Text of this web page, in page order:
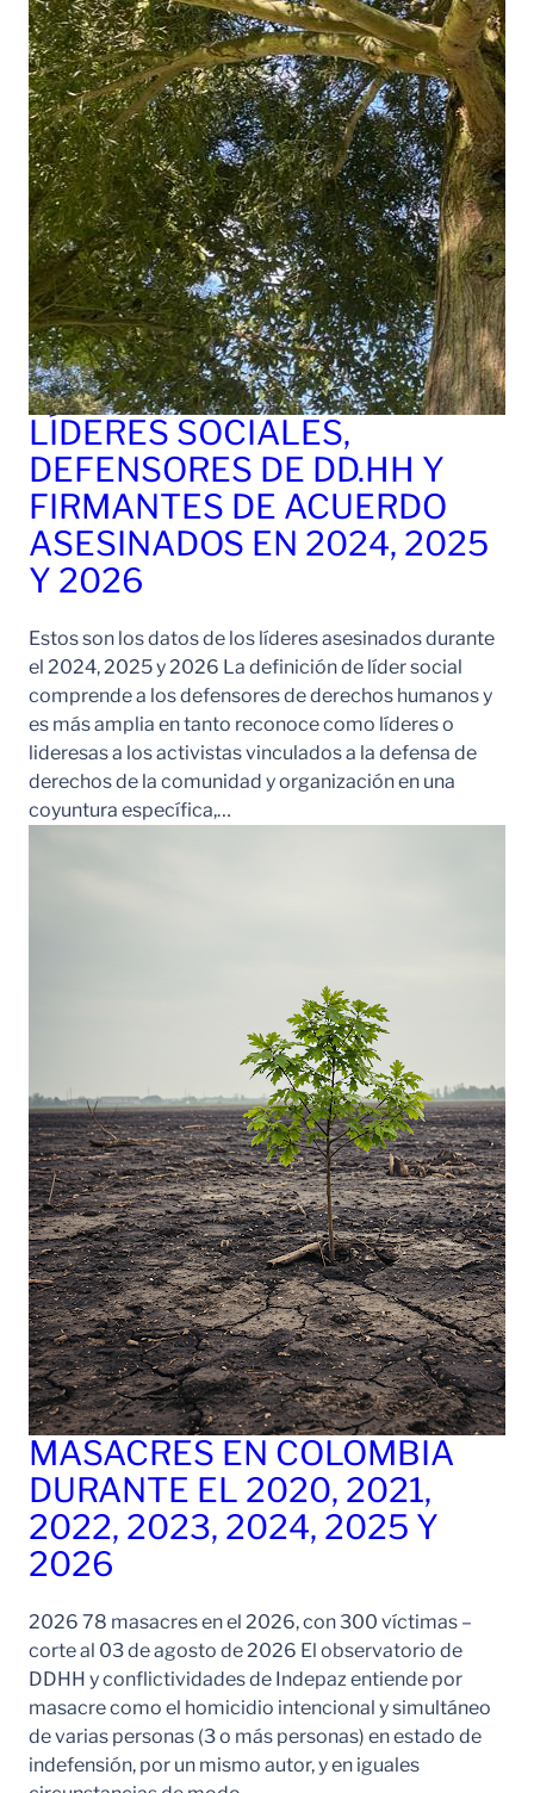
LÍDERES SOCIALES,
DEFENSORES DE DD.HH Y
FIRMANTES DE ACUERDO
ASESINADOS EN 2024, 2025
Y 2026
Estos son los datos de los líderes asesinados durante
el 2024, 2025 y 2026 La definición de líder social
comprende a los defensores de derechos humanos y
es más amplia en tanto reconoce como líderes o
lideresas a los activistas vinculados a la defensa de
derechos de la comunidad y organización en una
coyuntura específica,…
MASACRES EN COLOMBIA
DURANTE EL 2020, 2021,
2022, 2023, 2024, 2025 Y
2026
2026 78 masacres en el 2026, con 300 víctimas –
corte al 03 de agosto de 2026 El observatorio de
DDHH y conflictividades de Indepaz entiende por
masacre como el homicidio intencional y simultáneo
de varias personas (3 o más personas) en estado de
indefensión, por un mismo autor, y en iguales